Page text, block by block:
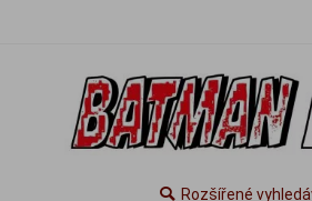
Rozšířené